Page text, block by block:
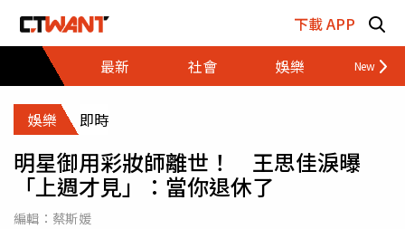
下載 APP
最新
社會 娛樂 財經
娛樂 即時
明星御用彩妝師離世！ 王思佳淚曝
「上週才見」：當你退休了
編輯： 蔡斯媛